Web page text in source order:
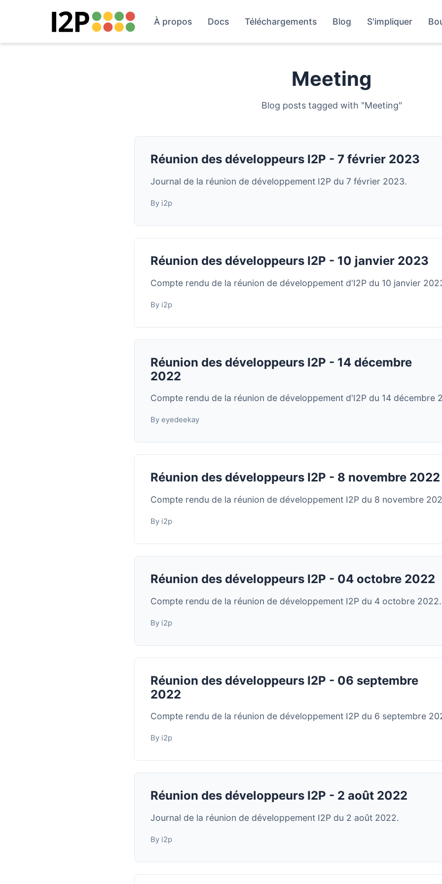
À propos Docs Téléchargements Blog S'impliquer
Meeting
Blog posts tagged with "Meeting"
Réunion des développeurs I2P - 7 février 2023
Journal de la réunion de développement I2P du 7 février 2023.
By i2p
Réunion des développeurs I2P - 10 janvier 2023
Compte rendu de la réunion de développement d'I2P du 10 janvier
By i2p
Réunion des développeurs I2P - 14 décembre
2022
Compte rendu de la réunion de développement d'I2P du 14 décembre
By eyedeekay
Réunion des développeurs I2P - 8 novembre 2022
Compte rendu de la réunion de développement I2P du 8 novembre
By i2p
Réunion des développeurs I2P - 04 octobre 2022
Compte rendu de la réunion de développement I2P du 4 octobre 2022.
By i2p
Réunion des développeurs I2P - 06 septembre
2022
Compte rendu de la réunion de développement I2P du 6 septembre
By i2p
Réunion des développeurs I2P - 2 août 2022
Journal de la réunion de développement I2P du 2 août 2022.
By i2p